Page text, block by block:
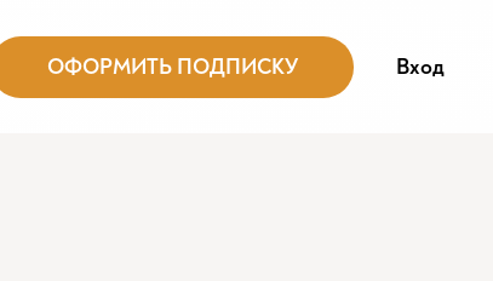
ОФОРМИТЬ ПОДПИСКУ Вход